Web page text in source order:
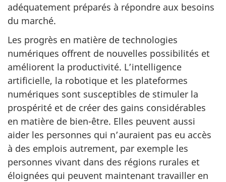
adéquatement préparés à répondre aux besoins
du marché.
Les progrès en matière de technologies
numériques offrent de nouvelles possibilités et
améliorent la productivité. L’intelligence
artificielle, la robotique et les plateformes
numériques sont susceptibles de stimuler la
prospérité et de créer des gains considérables
en matière de bien-être. Elles peuvent aussi
aider les personnes qui n’auraient pas eu accès
à des emplois autrement, par exemple les
personnes vivant dans des régions rurales et
éloignées qui peuvent maintenant travailler en